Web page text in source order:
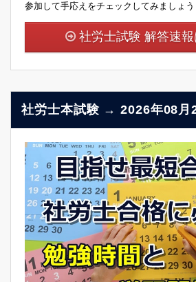
参加して手応えをチェックしてみましょう
社労士試験 解答速報
社労士本試験 → 2026年08月